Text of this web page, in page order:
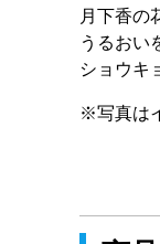
月下香の
うるおい
ショウキ
※写真は